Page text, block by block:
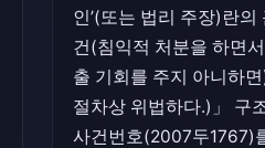
인’(또는 법리 주장)란
건(침익적 처분을 하면
출 기회를 주지 아니하
절차상 위법하다.)」 구
사건번호(2007두1767)